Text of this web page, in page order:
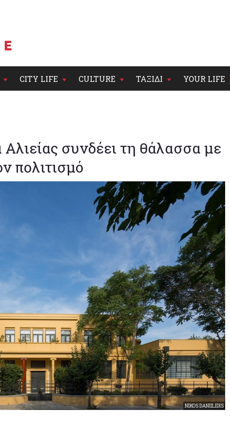
CITY LIFE CULTURE ΤΑΞΙΔΙ YOUR LIFE
συνδέει τη θάλασσα με
πολιτισμό
NIKOS DANIILIDIS